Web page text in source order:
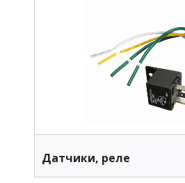
Датчики, реле